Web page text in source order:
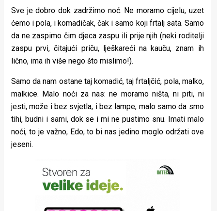
Sve je dobro dok zadržimo noć. Ne moramo cijelu, uzet
ćemo i pola, i komadičak, čak i samo koji frtalj sata. Samo
da ne zaspimo čim djeca zaspu ili prije njih (neki roditelji
zaspu prvi, čitajući priču, lješkareći na kauču, znam ih
lično, ima ih više nego što mislimo!).
Samo da nam ostane taj komadić, taj frtaljčić, pola, malko,
malkice. Malo noći za nas: ne moramo ništa, ni piti, ni
jesti, može i bez svjetla, i bez lampe, malo samo da smo
tihi, budni i sami, dok se i mi ne pustimo snu. Imati malo
noći, to je važno, Edo, to bi nas jedino moglo održati ove
jeseni.